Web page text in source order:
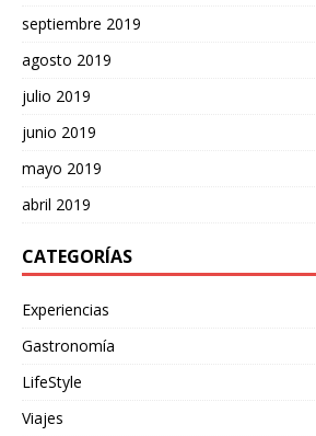
septiembre 2019
agosto 2019
julio 2019
junio 2019
mayo 2019
abril 2019
CATEGORÍAS
Experiencias
Gastronomía
LifeStyle
Viajes